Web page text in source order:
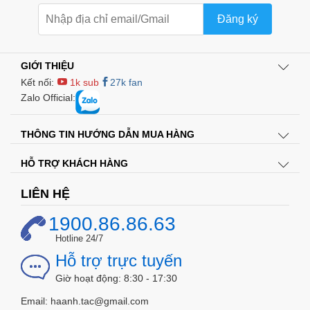
Các tính năng của cảm
biến vỡ kính:
Đăng ký
GIỚI THIỆU
Kết nối:
1k sub
27k fan
Zalo Official:
THÔNG TIN HƯỚNG DẪN MUA HÀNG
HỖ TRỢ KHÁCH HÀNG
LIÊN HỆ
1900.86.86.63
Hotline 24/7
Hỗ trợ trực tuyến
Giờ hoạt động: 8:30 - 17:30
Email: haanh.tac@gmail.com